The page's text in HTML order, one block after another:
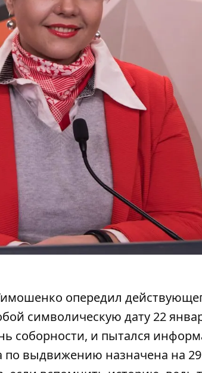
опередил
символическую дату 22
соборности, и пытался
выдвижению назначена на